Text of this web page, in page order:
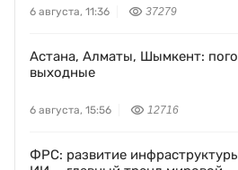
6 августа, 11:36 37279
Астана, Алматы, Шымкент:
выходные
6 августа, 15:56 12716
ФРС: развитие